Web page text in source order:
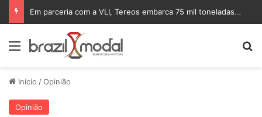
Em parceria com a VLI, Tereos embarca 75 mil toneladas de açúcar VHP para a China
Menu
Início /Opinião
Opinião